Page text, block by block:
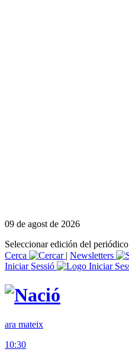
09 de agost de 2026
Seleccionar edición del periódico
Cerca
| Newsletters
Iniciar Sessió
ara mateix
10:30